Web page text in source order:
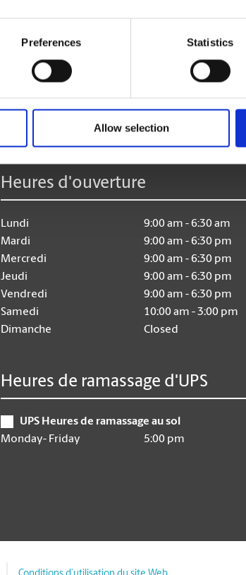
Preferences Statistics
Allow selection
Heures d'ouverture
Lundi
9:00 am - 6:30 am
Mardi
9:00 am - 6:30 pm
Mercredi
9:00 am - 6:30 pm
Jeudi
9:00 am - 6:30 pm
Vendredi
9:00 am - 6:30 pm
Samedi
10:00 am - 3:00 pm
Dimanche
Closed
Heures de ramassage d'UPS
UPS Heures de ramassage au sol
Monday- Friday
5:00 pm